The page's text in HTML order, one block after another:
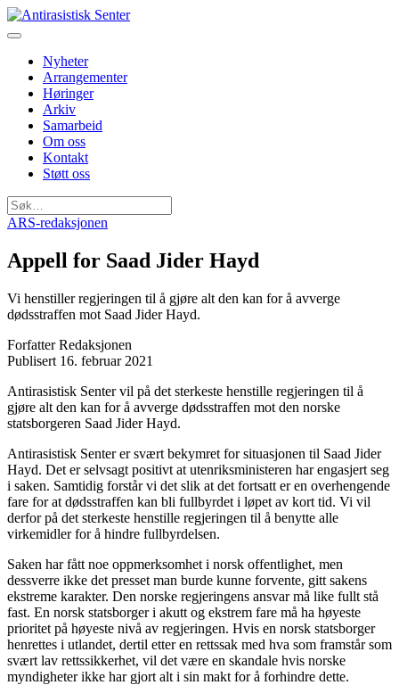
Nyheter
Arrangementer
Høringer
Arkiv
Samarbeid
Om oss
Kontakt
Støtt oss
Søk
etter:
ARS-redaksjonen
Appell for Saad Jider Hayd
Vi henstiller regjeringen til å gjøre alt den kan for å avverge
dødsstraffen mot Saad Jider Hayd.
Forfatter Redaksjonen
Publisert 16. februar 2021
Antirasistisk Senter vil på det sterkeste henstille regjeringen til å
gjøre alt den kan for å avverge dødsstraffen mot den norske
statsborgeren Saad Jider Hayd.
Antirasistisk Senter er svært bekymret for situasjonen til Saad Jider
Hayd. Det er selvsagt positivt at utenriksministeren har engasjert seg
i saken. Samtidig forstår vi det slik at det fortsatt er en overhengende
fare for at dødsstraffen kan bli fullbyrdet i løpet av kort tid. Vi vil
derfor på det sterkeste henstille regjeringen til å benytte alle
virkemidler for å hindre fullbyrdelsen.
Saken har fått noe oppmerksomhet i norsk offentlighet, men
dessverre ikke det presset man burde kunne forvente, gitt sakens
ekstreme karakter. Den norske regjeringens ansvar må like fullt stå
fast. En norsk statsborger i akutt og ekstrem fare må ha høyeste
prioritet på høyeste nivå av regjeringen. Hvis en norsk statsborger
henrettes i utlandet, dertil etter en rettssak med hva som framstår som
svært lav rettssikkerhet, vil det være en skandale hvis norske
myndigheter ikke har gjort alt i sin makt for å forhindre dette.